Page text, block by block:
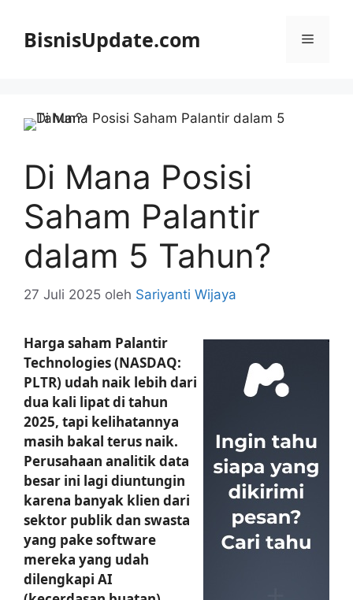
BisnisUpdate.com Menu
Di Mana Posisi
Saham Palantir
dalam 5 Tahun?
27 Juli 2025 oleh Sariyanti Wijaya
Harga saham Palantir
Technologies (NASDAQ:
PLTR) udah naik lebih dari
dua kali lipat di tahun
2025, tapi kelihatannya
masih bakal terus naik.
Perusahaan analitik data
besar ini lagi diuntungin
karena banyak klien dari
sektor publik dan swasta
yang pake software
mereka yang udah
dilengkapi AI